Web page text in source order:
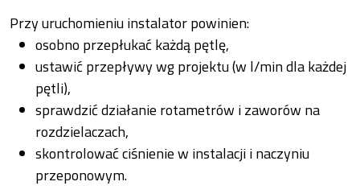
Przy uruchomieniu instalator powinien:
osobno przepłukać każdą pętlę,
ustawić przepływy wg projektu (w l/min dla każdej
pętli),
sprawdzić działanie rotametrów i zaworów na
rozdzielaczach,
skontrolować ciśnienie w instalacji i naczyniu
przeponowym.